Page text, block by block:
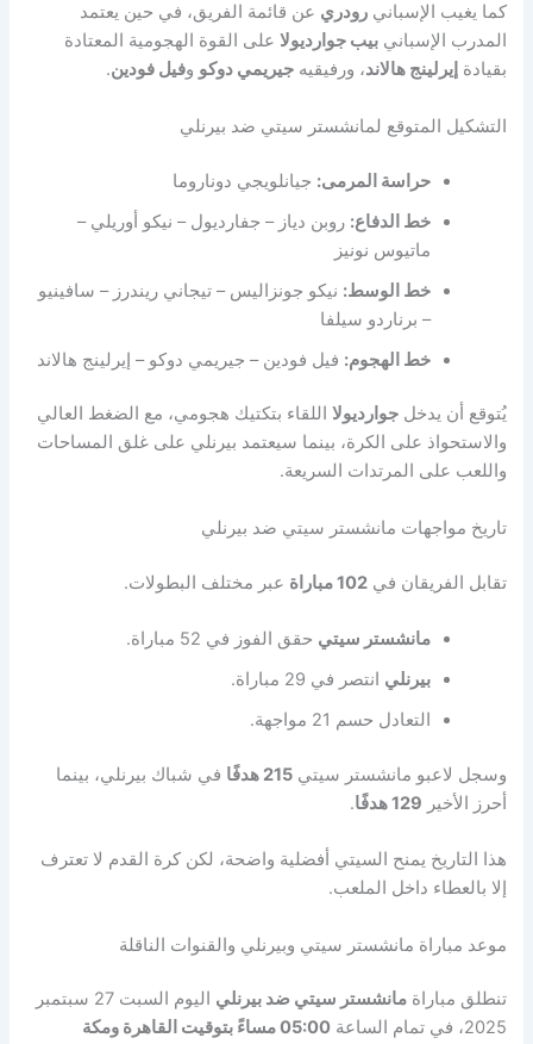
كما يغيب الإسبانيرودري عن قائمة الفريق، في حين يعتمد
المدرب الإسبانيبيب جوارديولا على القوة الهجومية المعتادة
بقيادةإيرلينج هالاند، ورفيقيهجيريمي دوكو وفيل فودين.
التشكيل المتوقع لمانشستر سيتي ضد بيرنلي
حراسة المرمى: جيانلويجي دوناروما
خط الدفاع: روبن دياز – جفارديول – نيكو أوريلي –
ماتيوس نونيز
خط الوسط: نيكو جونزاليس – تيجاني ريندرز – سافينيو
– برناردو سيلفا
خط الهجوم: فيل فودين – جيريمي دوكو – إيرلينج هالاند
يُتوقع أن يدخلجوارديولا اللقاء بتكتيك هجومي، مع الضغط العالي
والاستحواذ على الكرة، بينما سيعتمد بيرنلي على غلق المساحات
واللعب على المرتدات السريعة.
تاريخ مواجهات مانشستر سيتي ضد بيرنلي
تقابل الفريقان في102 مباراة عبر مختلف البطولات.
مانشستر سيتي حقق الفوز في 52 مباراة.
بيرنلي انتصر في 29 مباراة.
التعادل حسم 21 مواجهة.
وسجل لاعبو مانشستر سيتي215 هدفًا
في شباك بيرنلي، بينما
أحرز الأخير 129 هدفًا .
هذا التاريخ يمنح السيتي أفضلية واضحة، لكن كرة القدم لا تعترف
إلا بالعطاء داخل الملعب.
موعد مباراة مانشستر سيتي وبيرنلي والقنوات الناقلة
تنطلق مباراةمانشستر سيتي ضد بيرنلي
اليوم السبت 27 سبتمبر
2025، في تمام الساعة
05:00 مساءً بتوقيت القاهرة ومكة